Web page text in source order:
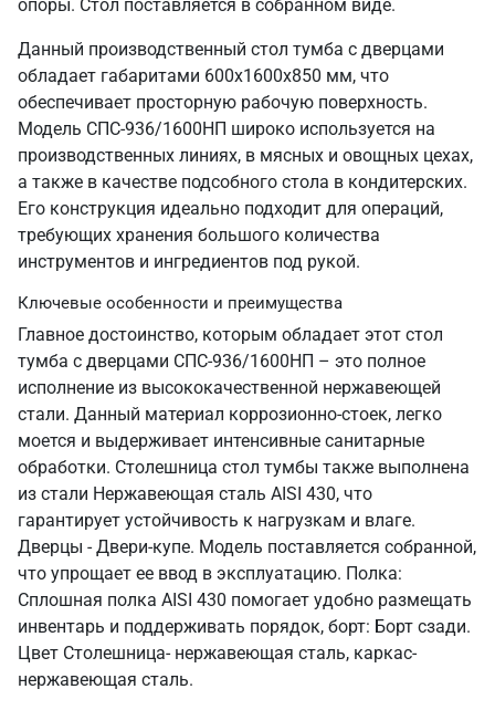
опоры. Стол поставляется в собранном виде.
Данный производственный стол тумба с дверцами
обладает габаритами 600х1600х850 мм, что
обеспечивает просторную рабочую поверхность.
Модель СПС-936/1600НП широко используется на
производственных линиях, в мясных и овощных цехах,
а также в качестве подсобного стола в кондитерских.
Его конструкция идеально подходит для операций,
требующих хранения большого количества
инструментов и ингредиентов под рукой.
Ключевые особенности и преимущества
Главное достоинство, которым обладает этот стол
тумба с дверцами СПС-936/1600НП – это полное
исполнение из высококачественной нержавеющей
стали. Данный материал коррозионно-стоек, легко
моется и выдерживает интенсивные санитарные
обработки. Столешница стол тумбы также выполнена
из стали Нержавеющая сталь AISI 430, что
гарантирует устойчивость к нагрузкам и влаге.
Дверцы - Двери-купе. Модель поставляется собранной,
что упрощает ее ввод в эксплуатацию. Полка:
Сплошная полка AISI 430 помогает удобно размещать
инвентарь и поддерживать порядок, борт: Борт сзади.
Цвет Столешница- нержавеющая сталь, каркас-
нержавеющая сталь.